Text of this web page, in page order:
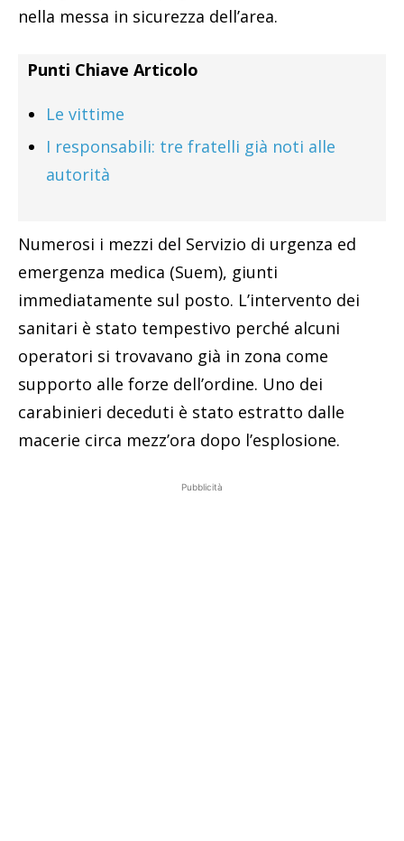
nella messa in sicurezza dell’area.
Punti Chiave Articolo
Le vittime
I responsabili: tre fratelli già noti alle
autorità
Numerosi i mezzi del Servizio di urgenza ed
emergenza medica (Suem), giunti
immediatamente sul posto. L’intervento dei
sanitari è stato tempestivo perché alcuni
operatori si trovavano già in zona come
supporto alle forze dell’ordine. Uno dei
carabinieri deceduti è stato estratto dalle
macerie circa mezz’ora dopo l’esplosione.
Pubblicità